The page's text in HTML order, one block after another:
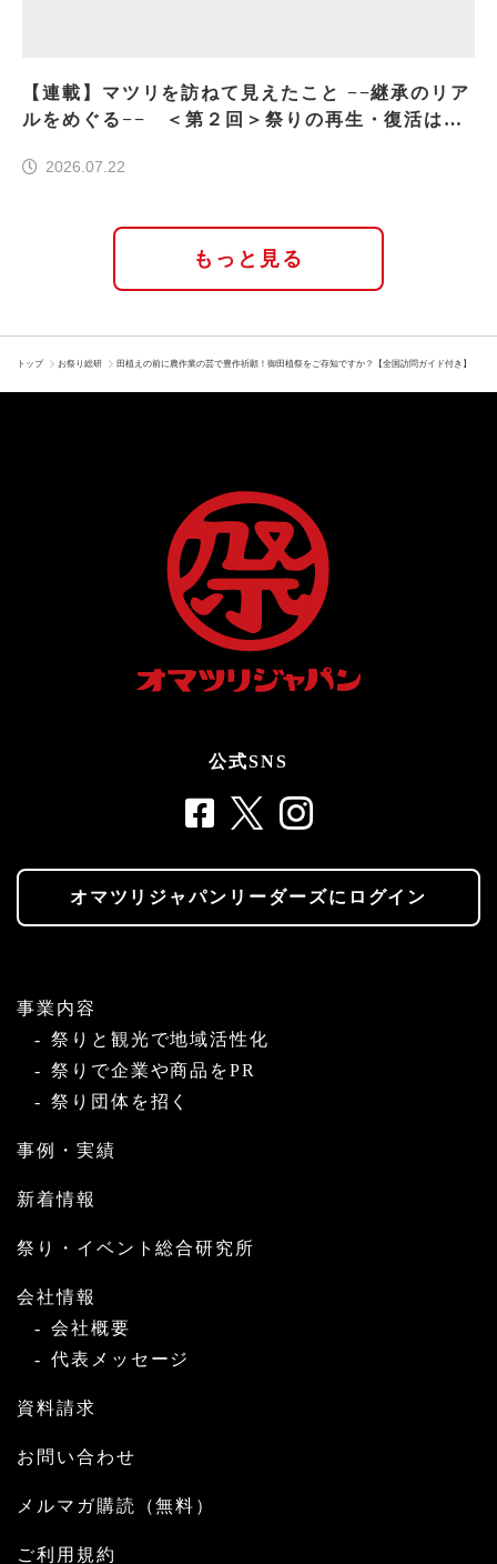
【連載】マツリを訪ねて見えたこと −−継承のリア
ルをめぐる−− ＜第２回＞祭りの再生・復活はな
2026.07.22
もっと見る
トップ お祭り総研 田植えの前に農作業の芸で豊作祈願！御田植祭をご存知ですか？【全国訪問ガイド付き】
公式SNS
オマツリジャパンリーダーズにログイン
事業内容
祭りと観光で地域活性化
祭りで企業や商品をPR
祭り団体を招く
事例・実績
新着情報
祭り・イベント総合研究所
会社情報
会社概要
代表メッセージ
資料請求
お問い合わせ
メルマガ購読（無料）
ご利用規約